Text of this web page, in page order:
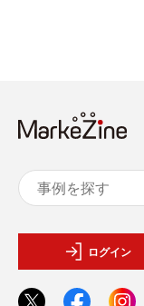
ログイン